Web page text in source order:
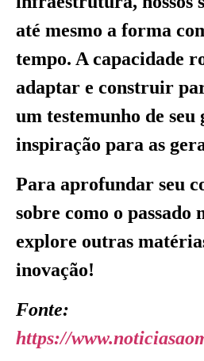
até mesmo a forma
tempo. A capacidade
adaptar e construir
um testemunho de seu
inspiração para as
Para aprofundar seu
sobre como o passado
explore outras
inovação!
Fonte:
https://